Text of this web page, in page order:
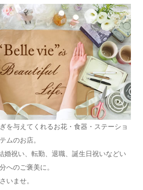
を与えてくれるお花・食器・ステーショ
ムのお店。
婚祝い、転勤、退職、誕生日祝いなどい
へのご褒美に。
いませ。